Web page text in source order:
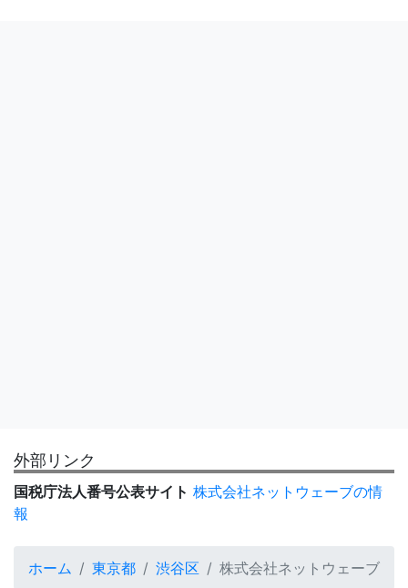
外部リンク
国税庁法人番号公表サイト 株式会社ネットウェーブの情
報
ホーム 東京都 渋谷区 株式会社ネットウェーブ